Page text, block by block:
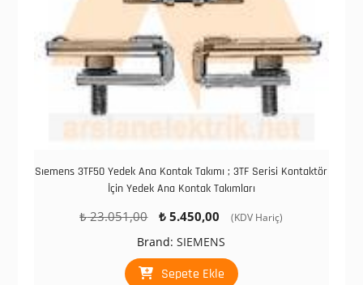
Sıemens 3TF50 Yedek Ana Kontak Takımı ; 3TF Serisi Kontaktör
İçin Yedek Ana Kontak Takımları
₺23.051,00
Orijinal
₺ 23.051,00.
₺ 5.450,00
Şu
₺ 5.450,00.
(KDV Hariç)
Brand:SIEMENS
Sepete Ekle